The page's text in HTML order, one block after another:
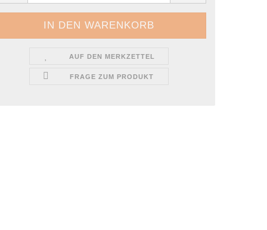
AUF DEN MERKZETTEL
FRAGE ZUM PRODUKT